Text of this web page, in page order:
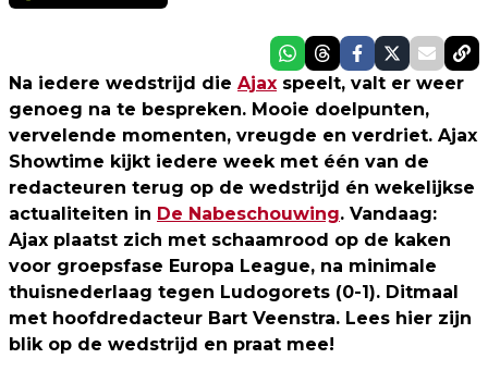
Na iedere wedstrijd die Ajax speelt, valt er weer
genoeg na te bespreken. Mooie doelpunten,
vervelende momenten, vreugde en verdriet. Ajax
Showtime kijkt iedere week met één van de
redacteuren terug op de wedstrijd én wekelijkse
actualiteiten in De Nabeschouwing. Vandaag:
Ajax plaatst zich met schaamrood op de kaken
voor groepsfase Europa League, na minimale
thuisnederlaag tegen Ludogorets (0-1). Ditmaal
met hoofdredacteur Bart Veenstra. Lees hier zijn
blik op de wedstrijd en praat mee!